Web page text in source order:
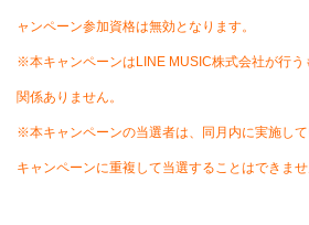
ャンペーン参加資格は無効となります。
※本キャンペーンはLINE MUSIC株式会社が行
関係ありません。
※本キャンペーンの当選者は、同月内に実施し
キャンペーンに重複して当選することはできませ